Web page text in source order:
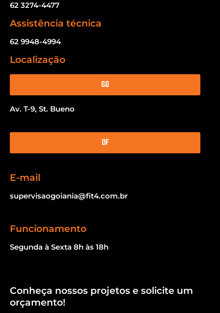
62 3274-4477
Assistência técnica
62 9948-4994
Localização
GO
Av. T-9, St. Bueno
DF
E-mail
supervisaogoiania@fit4.com.br
Funcionamento
Segunda à Sexta 8h às 18h
Conheça nossos projetos e solicite um
orçamento!